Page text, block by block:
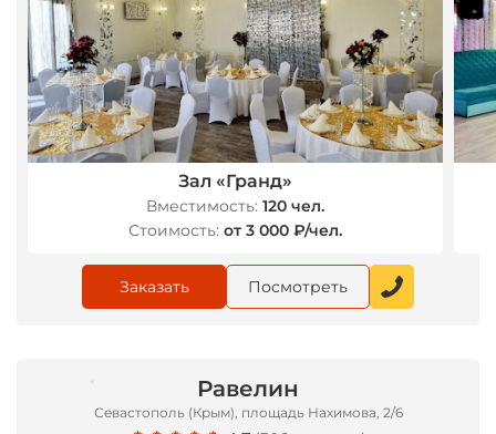
Зал «Гранд»
Вместимость: 120 чел.
Стоимость: от 3 000 ₽/чел.
Заказать Посмотреть
Равелин
Севастополь (Крым), площадь Нахимова, 2/6
*